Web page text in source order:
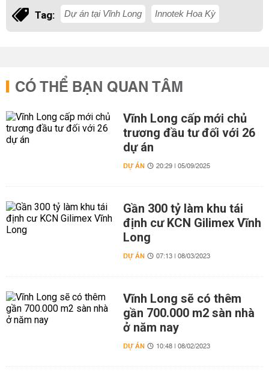
Tag: Dự án tại Vĩnh Long Innotek Hoa Kỳ
CÓ THỂ BẠN QUAN TÂM
Vĩnh Long cấp mới chủ
trương đầu tư đối với 26
dự án
DỰ ÁN 20:29 | 05/09/2025
Gần 300 tỷ làm khu tái
định cư KCN Gilimex Vĩnh
Long
DỰ ÁN 07:13 | 08/03/2023
Vĩnh Long sẽ có thêm
gần 700.000 m2 sàn nhà
ở năm nay
DỰ ÁN 10:48 | 08/02/2023